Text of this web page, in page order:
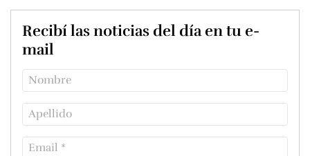
Recibí las noticias del día en tu e-
mail